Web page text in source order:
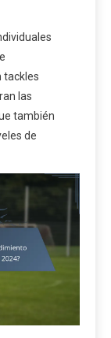
tackles
las
también
de